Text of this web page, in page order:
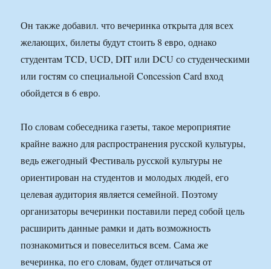
Он также добавил. что вечеринка открыта для всех
желающих, билеты будут стоить 8 евро, однако
студентам TCD, UCD, DIT или DCU со студенческими
или гостям со специальной Concession Card вход
обойдется в 6 евро.
По словам собеседника газеты, такое мероприятие
крайне важно для распространения русской культуры,
ведь ежегодный Фестиваль русской культуры не
ориентирован на студентов и молодых людей, его
целевая аудитория является семейной. Поэтому
организаторы вечеринки поставили перед собой цель
расширить данные рамки и дать возможность
познакомиться и повеселиться всем. Сама же
вечеринка, по его словам, будет отличаться от